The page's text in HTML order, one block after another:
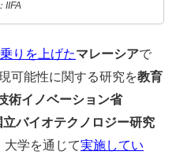
IIFA
りを上げたマレーシアで
可能性に関する研究を教育
術イノベーション省
バイオテクノロジー研究
大学を通じて実施してい